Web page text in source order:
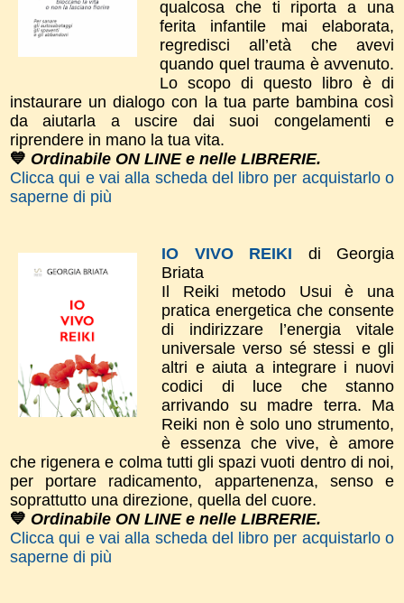
qualcosa che ti riporta a una
ferita infantile mai elaborata,
regredisci all’età che avevi
quando quel trauma è avvenuto.
Lo scopo di questo libro è di
instaurare un dialogo con la tua parte bambina così
da aiutarla a uscire dai suoi congelamenti e
riprendere in mano la tua vita.
💙 Ordinabile ON LINE e nelle LIBRERIE.
Clicca qui e vai alla scheda del libro per acquistarlo o
saperne di più
IO VIVO REIKI di Georgia
Briata
Il Reiki metodo Usui è una
pratica energetica che consente
di indirizzare l’energia vitale
universale verso sé stessi e gli
altri e aiuta a integrare i nuovi
codici di luce che stanno
arrivando su madre terra. Ma
Reiki non è solo uno strumento,
è essenza che vive, è amore
che rigenera e colma tutti gli spazi vuoti dentro di noi,
per portare radicamento, appartenenza, senso e
soprattutto una direzione, quella del cuore.
💙 Ordinabile ON LINE e nelle LIBRERIE.
Clicca qui e vai alla scheda del libro per acquistarlo o
saperne di più